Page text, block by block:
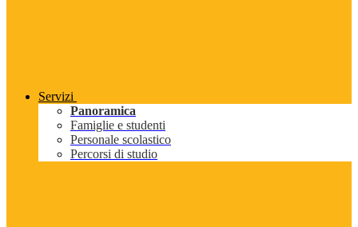
Servizi
Panoramica
Famiglie e studenti
Personale scolastico
Percorsi di studio